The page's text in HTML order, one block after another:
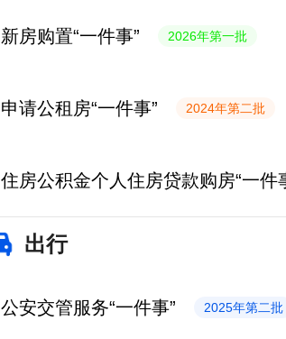
新房购置“一件事” 2026年第一批
申请公租房“一件事” 2024年第二批
住房公积金个人住房贷款购房“一件
出行
公安交管服务“一件事” 2025年第二批